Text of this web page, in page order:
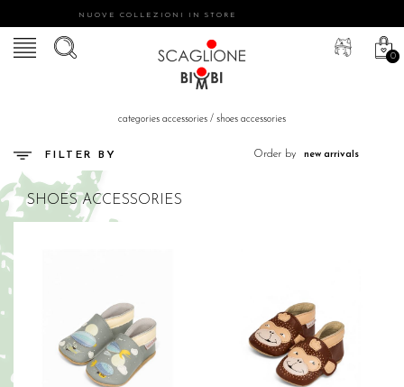
NUOVE COLLEZIONI IN STORE
0
categories accessories / shoes accessories
FILTER BY Order by
SHOES ACCESSORIES